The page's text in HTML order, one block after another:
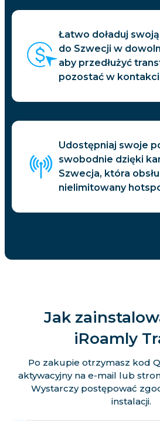
Łatwo doładuj
do Szwecji w
aby przedłużyć
pozostać w
Udostępniaj swoje
swobodnie dzięki
Szwecja, która
nielimitowany
Jak
iRoamly
Po zakupie otrzymasz kod
aktywacyjny na e-mail lub
Wystarczy postępować
instalacji.